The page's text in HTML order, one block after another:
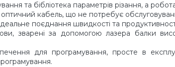
та бібліотека параметрів різання, а
кабель, що не потребує
поєднання швидкості та
зварені за допомогою лазера балки
для програмування, просте в